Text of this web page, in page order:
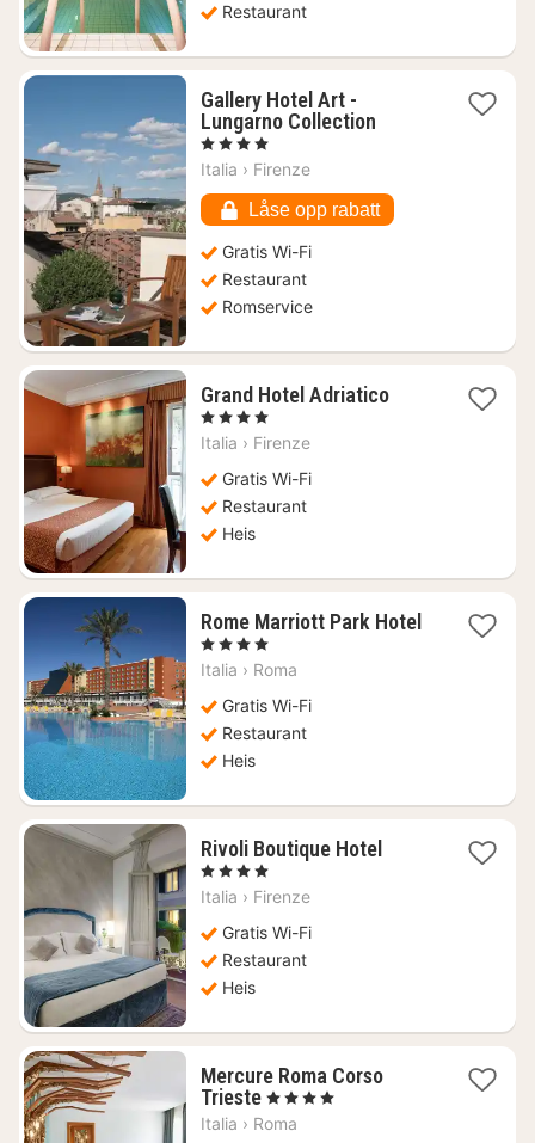
Restaurant
Gallery Hotel Art -
Lungarno Collection1
kr.
, 4 Stjerner
Italia › Firenze
Låse opp rabatt
Gratis Wi-Fi
Restaurant
Romservice
Grand Hotel Adriatico1
, 4 Stjerner
Italia › Firenze
Gratis Wi-Fi
Restaurant
Heis
Rome Marriott Park Hotel
1
natt
1105
kr.
, 4 Stjerner
Italia › Roma
Gratis Wi-Fi
Restaurant
Heis
Rivoli Boutique Hotel1
, 4 Stjerner
Italia › Firenze
Gratis Wi-Fi
Restaurant
Heis
Mercure Roma Corso
Trieste1
natt
, 4 Stjerner
Italia › Roma